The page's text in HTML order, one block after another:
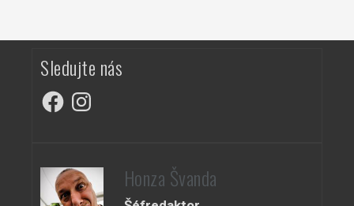
Sledujte nás
FacebookInstagram
Honza Švanda